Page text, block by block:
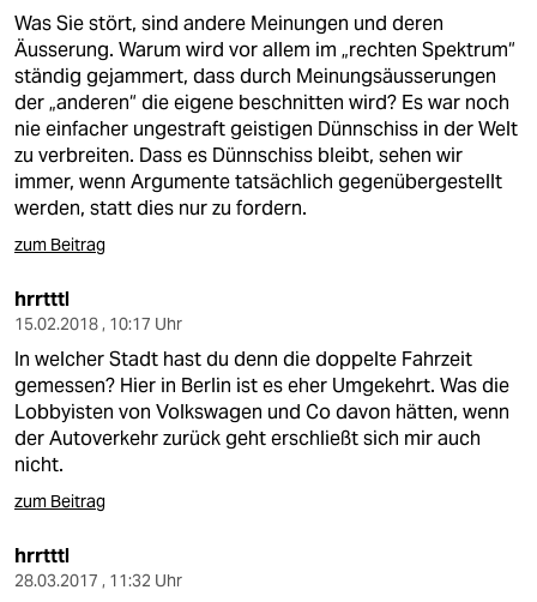
Was Sie stört, sind andere Meinungen und deren
Äusserung. Warum wird vor allem im „rechten Spektrum“
ständig gejammert, dass durch Meinungsäusserungen
der „anderen“ die eigene beschnitten wird? Es war noch
nie einfacher ungestraft geistigen Dünnschiss in der Welt
zu verbreiten. Dass es Dünnschiss bleibt, sehen wir
immer, wenn Argumente tatsächlich gegenübergestellt
werden, statt dies nur zu fordern.
zum Beitrag
hrrtttl
15.02.2018 , 10:17 Uhr
In welcher Stadt hast du denn die doppelte Fahrzeit
gemessen? Hier in Berlin ist es eher Umgekehrt. Was die
Lobbyisten von Volkswagen und Co davon hätten, wenn
der Autoverkehr zurück geht erschließt sich mir auch
nicht.
zum Beitrag
hrrtttl
28.03.2017 , 11:32 Uhr